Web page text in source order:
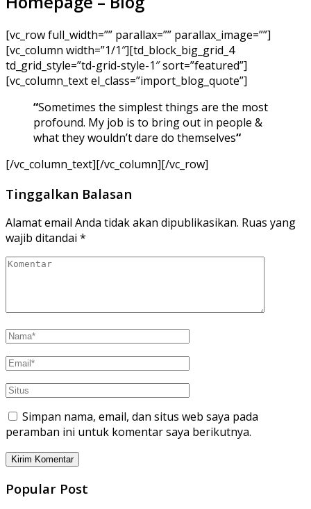
[vc_row full_width=”” parallax=”” parallax_image=””]
[vc_column width=”1/1″][td_block_big_grid_4
td_grid_style=”td-grid-style-1″ sort=”featured”]
[vc_column_text el_class=”import_blog_quote”]
“Sometimes the simplest things are the most
profound. My job is to bring out in people &
what they wouldn’t dare do themselves“
[/vc_column_text][/vc_column][/vc_row]
Tinggalkan Balasan
Alamat email Anda tidak akan dipublikasikan. Ruas yang
wajib ditandai *
Simpan nama, email, dan situs web saya pada
peramban ini untuk komentar saya berikutnya.
Popular Post